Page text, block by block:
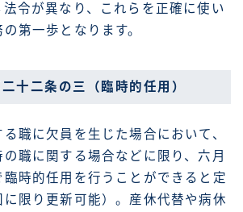
令が異なり、これらを正確に使い
第一歩となります。
十二条の三（臨時的任用）
職に欠員を生じた場合において、
職に関する場合などに限り、六月
時的任用を行うことができると定
限り更新可能）。産休代替や病休